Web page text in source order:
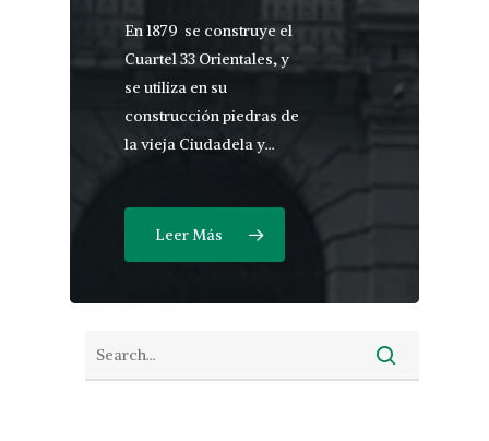
En 1879 se construye el
Cuartel 33 Orientales, y
se utiliza en su
construcción piedras de
la vieja Ciudadela y…
Leer Más